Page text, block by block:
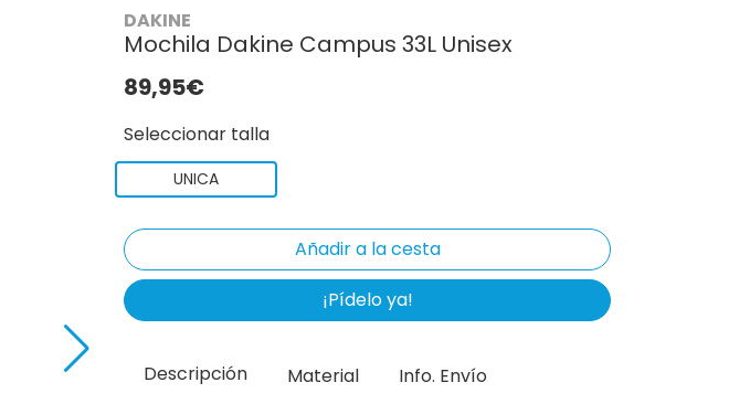
DAKINE
Mochila Dakine Campus 33L Unisex
89,95€
Seleccionar talla
UNICA
¡Pídelo ya!
Descripción Material Info. Envío